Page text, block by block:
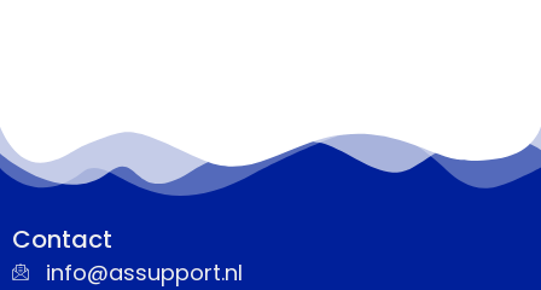
Contact
info@assupport.nl